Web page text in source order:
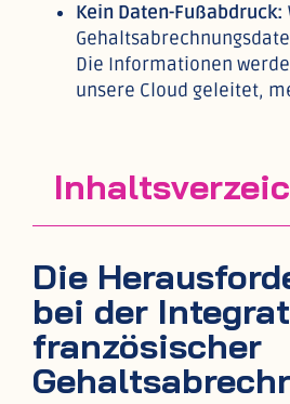
Kein Daten-Fußabdruck:
Die Informationen
unsere Cloud geleitet,
Die
bei der
französischer